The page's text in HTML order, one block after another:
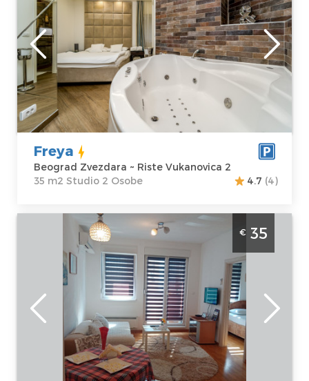
Beograd
Lokacija:
Beograd
Zvezdara
Adresa:Riste
Vukanovica 2
Cena44 €
Gosti:2
Kvadratura :35
m2
Struktura :
Studio
Freya
Beograd Zvezdara ~ Riste Vukanovica 2
35 m2 Studio 2 Osobe
4.7 (4)
Dvosoban Apartman Dora Beograd
Zvezdara. Apartman Dora se nalazi u
naselju Mirijevo nedaleko od Mirijevskog
Bulevara.
Beograd
Lokacija:
Beograd
Zvezdara
Gosti:3
Kvadratura :40
m2
Struktura :
€ 35